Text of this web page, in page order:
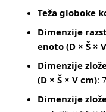
Teža globoke
Dimenzije
enoto (D × Š ×
Dimenzije
(D × Š × V cm):
Dimenzije